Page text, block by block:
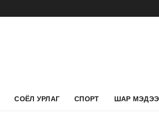
СОЁЛ УРЛАГ СПОРТ ШАР МЭДЭЭ